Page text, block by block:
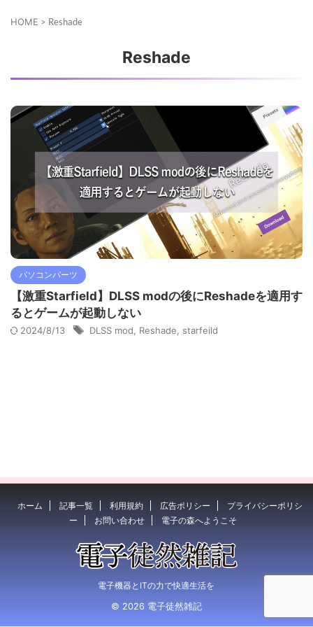
HOME > Reshade
Reshade
パソコンパーツ
【激重Starfield】DLSS modの後にReshadeを適用す
るとゲームが起動しない
2024/8/13 DLSS mod, Reshade, starfeild
ホーム 記事一覧 利用規約 広告ポリシー
プライバシーポリシ
ー
お問い合わせ 電子の森へようこそ
電子機器とITの力で快適生活を
© 2026 電子徒然雑記